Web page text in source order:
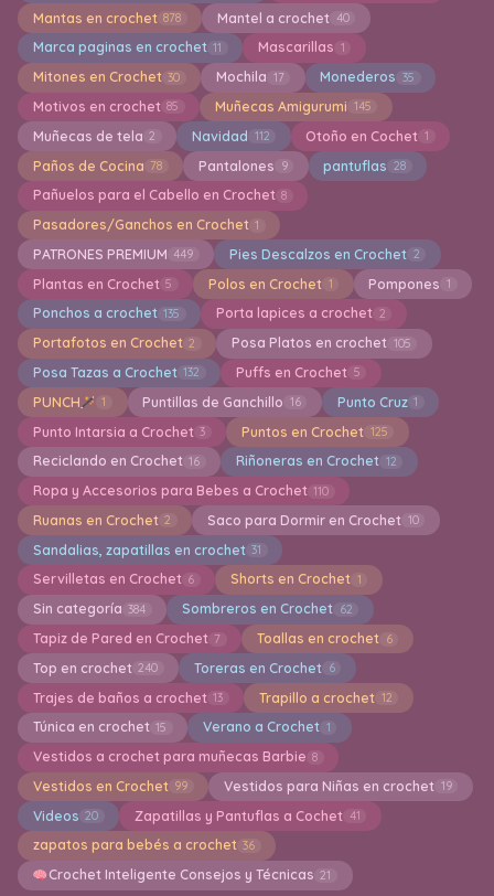
Mantas en crochet 878 Mantel a crochet 40
Marca paginas en crochet 11 Mascarillas 1
Mitones en Crochet 30 Mochila 17 Monederos 35
Motivos en crochet 85 Muñecas Amigurumi 145
Muñecas de tela 2 Navidad 112 Otoño en Cochet 1
Paños de Cocina 78 Pantalones 9 pantuflas 28
Pañuelos para el Cabello en Crochet 8
Pasadores/Ganchos en Crochet 1
PATRONES PREMIUM 449 Pies Descalzos en Crochet 2
Plantas en Crochet 5 Polos en Crochet 1 Pompones 1
Ponchos a crochet 135 Porta lapices a crochet 2
Portafotos en Crochet 2 Posa Platos en crochet 105
Posa Tazas a Crochet 132 Puffs en Crochet 5
PUNCH 1 Puntillas de Ganchillo 16 Punto Cruz 1
Punto Intarsia a Crochet 3 Puntos en Crochet 125
Reciclando en Crochet 16 Riñoneras en Crochet 12
Ropa y Accesorios para Bebes a Crochet 110
Ruanas en Crochet 2 Saco para Dormir en Crochet 10
Sandalias, zapatillas en crochet 31
Servilletas en Crochet 6 Shorts en Crochet 1
Sin categoría 384 Sombreros en Crochet 62
Tapiz de Pared en Crochet 7 Toallas en crochet 6
Top en crochet 240 Toreras en Crochet 6
Trajes de baños a crochet 13 Trapillo a crochet 12
Túnica en crochet 15 Verano a Crochet 1
Vestidos a crochet para muñecas Barbie 8
Vestidos en Crochet 99 Vestidos para Niñas en crochet 19
Videos 20 Zapatillas y Pantuflas a Cochet 41
zapatos para bebés a crochet 36
Crochet Inteligente Consejos y Técnicas 21